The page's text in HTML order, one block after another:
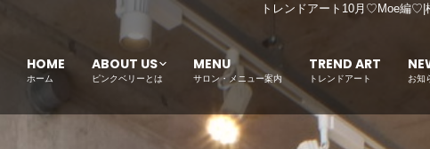
トレンドアート10月♡Moe編♡|
HOME
ホーム
ABOUT US
ピンクベリーとは
MENU
サロン・メニュー案内
TREND ART
トレンドアート お知